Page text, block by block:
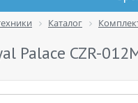
Каталог
Palace CZR-